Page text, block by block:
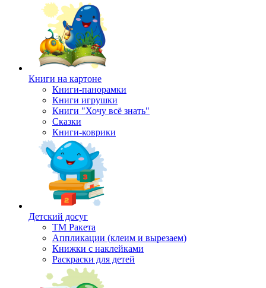
Книги на картоне
Книги-панорамки
Книги игрушки
Книги "Хочу всё знать"
Сказки
Книги-коврики
Детский досуг
ТМ Ракета
Аппликации (клеим и вырезаем)
Книжки с наклейками
Раскраски для детей